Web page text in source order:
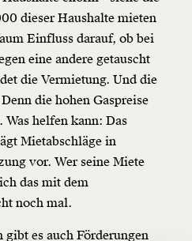
Dir!
wir können gemeinsam
dass sie für alle
sind für alle frei im
Und das wird auch
für den Fortschritt und
Mitgliedsbeitrag.
Institut - Verein für
dieser Haushalte mieten
Einfluss darauf, ob bei
eine andere getauscht
die Vermietung. Und die
die hohen Gaspreise
helfen kann: Das
Mietabschläge in
vor. Wer seine Miete
das mit dem
noch mal.
es auch Förderungen